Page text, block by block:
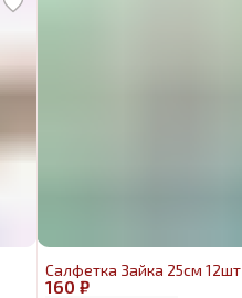
160 ₽
Салфетка Зайка 25см 12шт